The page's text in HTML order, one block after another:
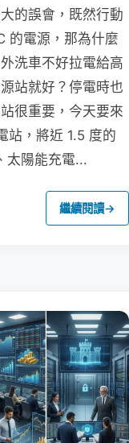
的誤會，既然行動
的電源，那為什麼
洗車不好拉電給高
站就好？停電時也
很重要，今天要來
站，將近 1.5 度的
太陽能充電...
繼續閱讀→